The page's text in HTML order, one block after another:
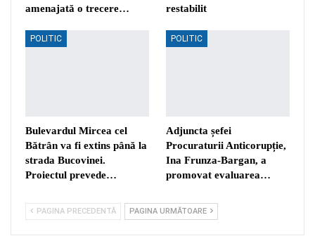
amenajată o trecere…
restabilit
POLITIC
Bulevardul Mircea cel
Bătrân va fi extins până la
strada Bucovinei.
Proiectul prevede…
POLITIC
Adjuncta șefei
Procuraturii Anticorupție,
Ina Frunza-Bargan, a
promovat evaluarea…
PAGINA PRECEDENTĂ PAGINA URMĂTOARE